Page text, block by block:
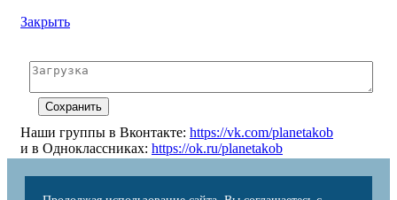
Закрыть
Наши группы в Вконтакте: https://vk.com/planetakob
и в Одноклассниках: https://ok.ru/planetakob